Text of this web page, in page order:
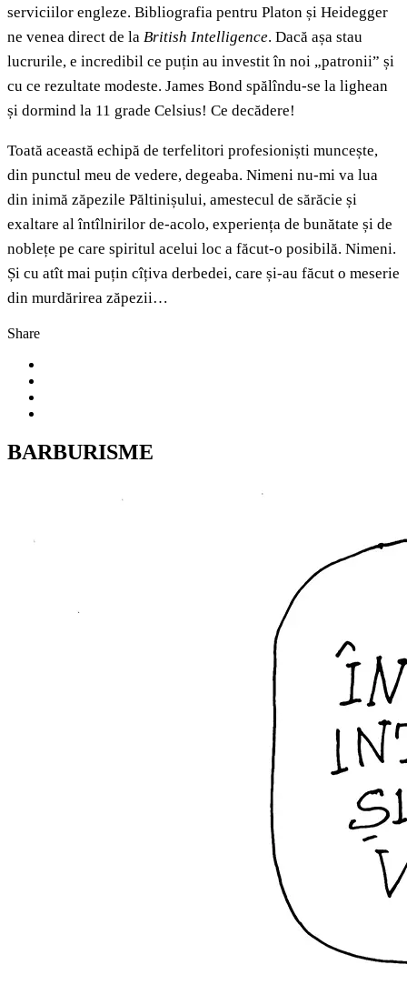
serviciilor engleze. Bibliografia pentru Platon și Heidegger
ne venea direct de la British Intelligence. Dacă așa stau
lucrurile, e incredibil ce puțin au investit în noi „patronii” și
cu ce rezultate modeste. James Bond spălîndu-se la lighean
și dormind la 11 grade Celsius! Ce decădere!
Toată această echipă de terfelitori profesioniști muncește,
din punctul meu de vedere, degeaba. Nimeni nu-mi va lua
din inimă zăpezile Păltinișului, amestecul de sărăcie și
exaltare al întîlnirilor de-acolo, experiența de bunătate și de
noblețe pe care spiritul acelui loc a făcut-o posibilă. Nimeni.
Și cu atît mai puțin cîțiva derbedei, care și-au făcut o meserie
din murdărirea zăpezii…
Share
BARBURISME